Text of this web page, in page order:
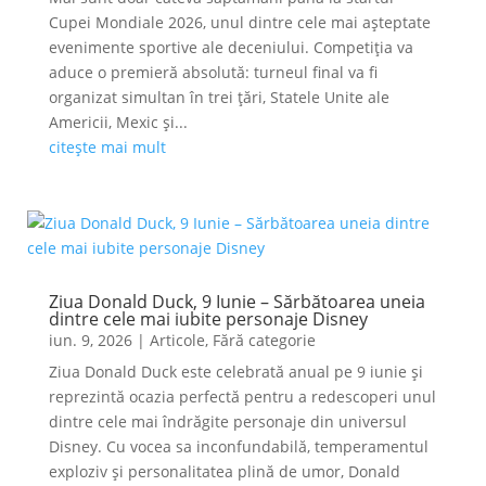
Cupei Mondiale 2026, unul dintre cele mai așteptate
evenimente sportive ale deceniului. Competiția va
aduce o premieră absolută: turneul final va fi
organizat simultan în trei țări, Statele Unite ale
Americii, Mexic și...
citește mai mult
Ziua Donald Duck, 9 Iunie – Sărbătoarea uneia
dintre cele mai iubite personaje Disney
iun. 9, 2026| Articole, Fără categorie
Ziua Donald Duck este celebrată anual pe 9 iunie și
reprezintă ocazia perfectă pentru a redescoperi unul
dintre cele mai îndrăgite personaje din universul
Disney. Cu vocea sa inconfundabilă, temperamentul
exploziv și personalitatea plină de umor, Donald